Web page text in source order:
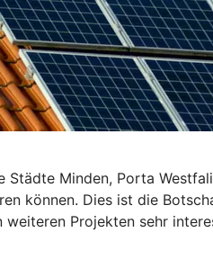
Minden, Porta
können. Dies ist die
Projekten sehr